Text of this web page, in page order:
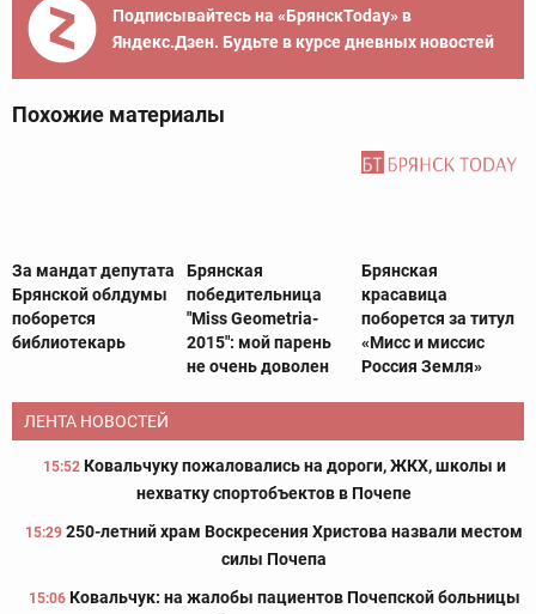
Подписывайтесь на «БрянскToday» в
Яндекс.Дзен. Будьте в курсе дневных новостей
Похожие материалы
За мандат депутата
Брянской облдумы
поборется
библиотекарь
Брянская
победительница
"Miss Geometria-
2015": мой парень
не очень доволен
Брянская
красавица
поборется за титул
«Мисс и миссис
Россия Земля»
ЛЕНТА НОВОСТЕЙ
15:52 Ковальчуку пожаловались на дороги, ЖКХ, школы и
нехватку спортобъектов в Почепе
15:29 250-летний храм Воскресения Христова назвали местом
силы Почепа
15:06 Ковальчук: на жалобы пациентов Почепской больницы